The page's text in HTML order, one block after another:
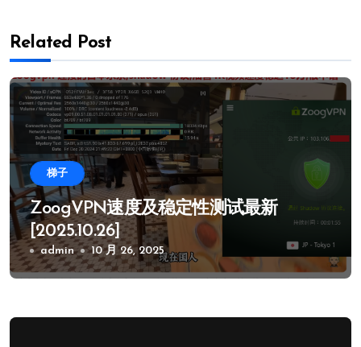
Related Post
梯子
ZoogVPN速度及稳定性测试最新
[2025.10.26]
admin 10 月 26, 2025